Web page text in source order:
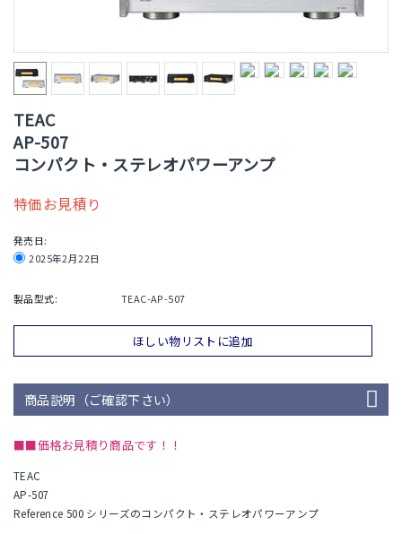
TEAC
AP-507
コンパクト・ステレオパワーアンプ
特価お見積り
発売日:
2025年2月22日
製品型式: TEAC-AP-507
ほしい物リストに追加
商品説明（ご確認下さい）
■■価格お見積り商品です！！
TEAC
AP-507
Reference 500 シリーズのコンパクト・ステレオパワーアンプ